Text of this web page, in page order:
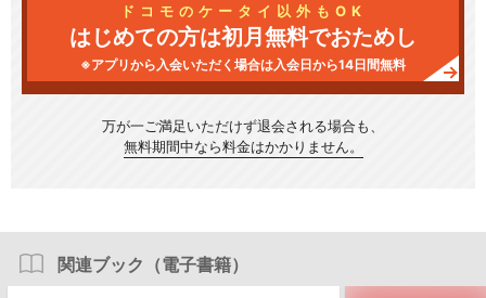
ドコモのケータイ以外もOK
はじめての方は初月無料でおためし
※アプリから入会いただく場合は入会日から14日間無料
万が一ご満足いただけず退会される場合も、
無料期間中なら料金はかかりません。
関連ブック（電子書籍）